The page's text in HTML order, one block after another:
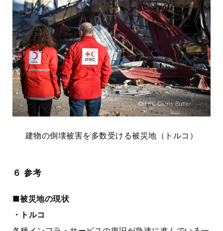
建物の倒壊被害を多数受ける被災地（トルコ）
６ 参考
■被災地の現状
・トルコ